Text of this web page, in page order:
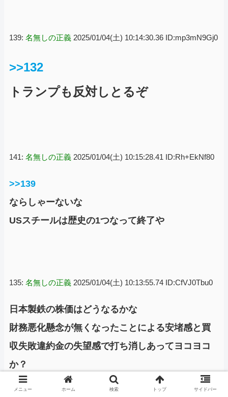
139: 名無しの正義 2025/01/04(土) 10:14:30.36 ID:mp3mN9Gj0
>>132
トランプも反対しとるぞ
141: 名無しの正義 2025/01/04(土) 10:15:28.41 ID:Rh+EkNf80
>>139
ならしゃーないな
USスチールは歴史の1つなって終了や
135: 名無しの正義 2025/01/04(土) 10:13:55.74 ID:CfVJ0Tbu0
日本製鉄の株価はどうなるかな
財務悪化懸念が無くなったことによる安堵感と買
収失敗違約金の失望感で打ち消しあってヨコヨコ
か？
メニュー ホーム 検索 トップ サイドバー